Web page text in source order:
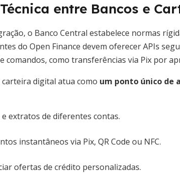
entre Bancos e
o Banco Central estabelece normas
do Open Finance devem oferecer APIs
comandos, como transferências via Pix por
digital atua como um ponto único de
extratos de diferentes contas.
instantâneos via Pix, QR Code ou NFC.
ofertas de crédito personalizadas.